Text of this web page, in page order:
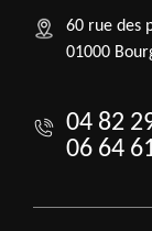
60 rue des
01000
04 82
06 64